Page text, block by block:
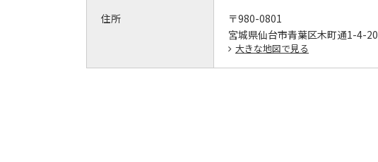
住所
〒980-0801
宮城県仙台市青葉区木町通1-4-20
大きな地図で見る